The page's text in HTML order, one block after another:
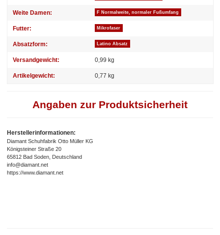
Weite Damen: F Normalweite, normaler Fußumfang
Futter: Mikrofaser
Absatzform: Latino Absatz
Versandgewicht: 0,99 kg
Artikelgewicht: 0,77 kg
Angaben zur Produktsicherheit
Herstellerinformationen:
Diamant Schuhfabrik Otto Müller KG
Königsteiner Straße 20
65812 Bad Soden, Deutschland
info@diamant.net
https://www.diamant.net